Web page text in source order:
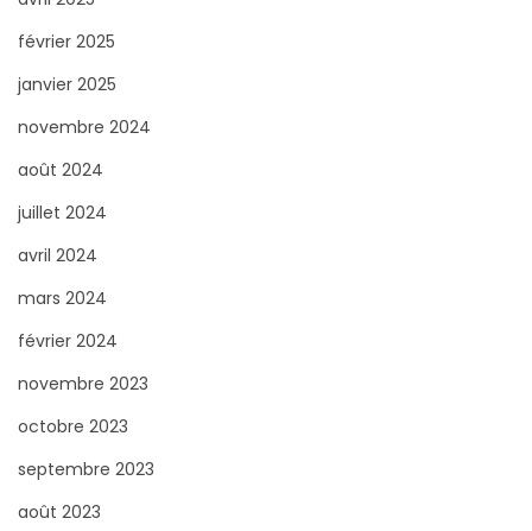
e
2
4
:février 2025
janvier 2025
novembre 2024
août 2024
juillet 2024
avril 2024
mars 2024
février 2024
novembre 2023
octobre 2023
septembre 2023
août 2023